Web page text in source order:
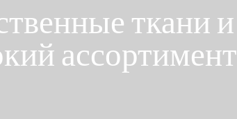
ткани и
ассортимент